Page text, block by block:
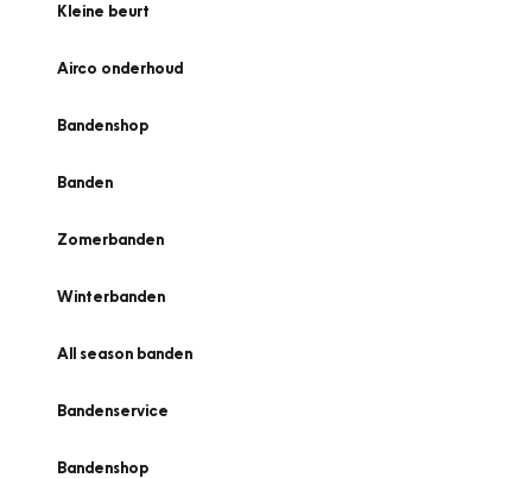
Kleine beurt
Airco onderhoud
Bandenshop
Banden
Zomerbanden
Winterbanden
All season banden
Bandenservice
Bandenshop